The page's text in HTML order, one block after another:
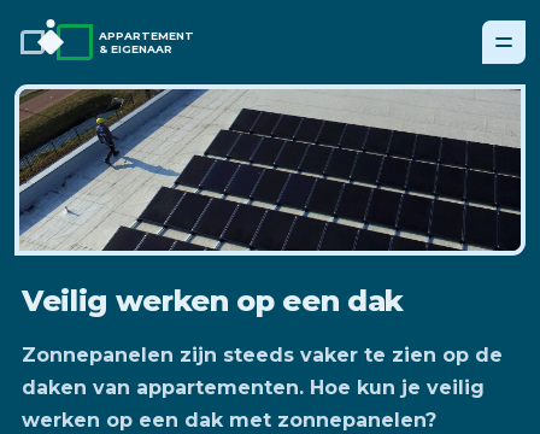
APPARTEMENT
& EIGENAAR
Veilig werken op een dak
Zonnepanelen zijn steeds vaker te zien op de
daken van appartementen. Hoe kun je veilig
werken op een dak met zonnepanelen?